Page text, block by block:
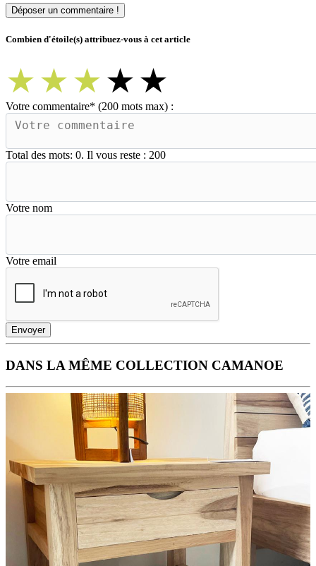
Déposer un commentaire !
Combien d'étoile(s) attribuez-vous à cet article
★★★★★
Votre commentaire* (200 mots max) :
Total des mots: 0. Il vous reste : 200
Votre nom
Votre email
Envoyer
DANS LA MÊME COLLECTION CAMANOE